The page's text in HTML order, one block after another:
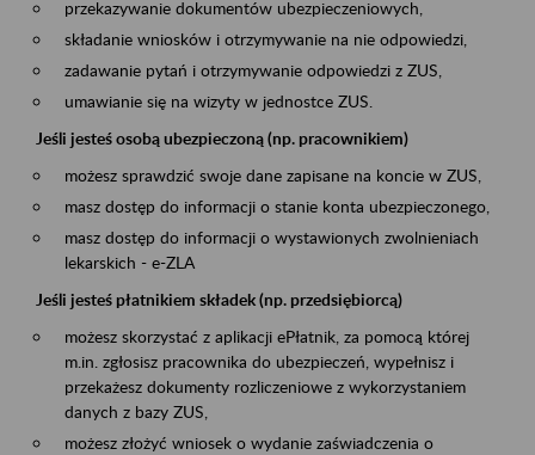
przekazywanie dokumentów ubezpieczeniowych,
składanie wniosków i otrzymywanie na nie odpowiedzi,
zadawanie pytań i otrzymywanie odpowiedzi z ZUS,
umawianie się na wizyty w jednostce ZUS.
Jeśli jesteś osobą ubezpieczoną (np. pracownikiem)
możesz sprawdzić swoje dane zapisane na koncie w ZUS,
masz dostęp do informacji o stanie konta ubezpieczonego,
masz dostęp do informacji o wystawionych zwolnieniach
lekarskich - e-ZLA
Jeśli jesteś płatnikiem składek (np. przedsiębiorcą)
możesz skorzystać z aplikacji ePłatnik, za pomocą której
m.in. zgłosisz pracownika do ubezpieczeń, wypełnisz i
przekażesz dokumenty rozliczeniowe z wykorzystaniem
danych z bazy ZUS,
możesz złożyć wniosek o wydanie zaświadczenia o